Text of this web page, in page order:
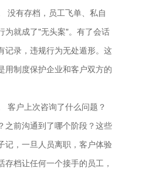
有存档，员工飞单、私自
为就成了"无头案"。有了会话
记录，违规行为无处遁形。这
用制度保护企业和客户双方的
户上次咨询了什么问题？
之前沟通到了哪个阶段？这些
记，一旦人员离职，客户体验
档让任何一个接手的员工，